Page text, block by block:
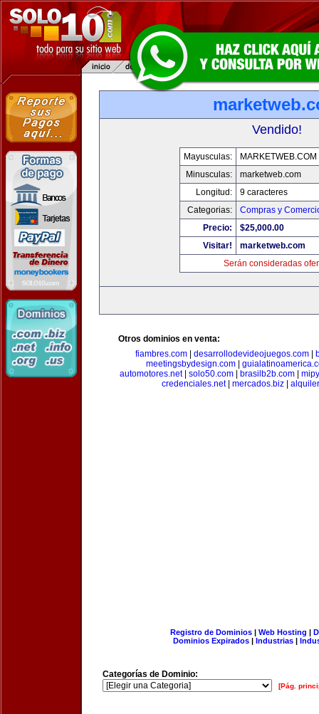
Vendido!
Mayusculas:
MARKETWEB.COM
Minusculas:
marketweb.com
Longitud:
9 caracteres
Categorias:
Compras y
Precio:
$25,000.00
Visitar!
marketweb.com
Serán consideradas
Otros dominios en venta:
fiambres.com| desarrollodevideojuegos.com|
meetingsbydesign.com
automotores.net| solo50.com brasilb2b.com
credenciales.net| mercados.biz|
Registro de Dominios| Web Hosting |
Dominios Expirados | Industrias |
Categorías de Dominio:
[Pág.